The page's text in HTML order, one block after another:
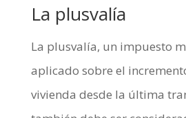
La plusvalía
La plusvalía, un impuesto
aplicado sobre el
vivienda desde la última